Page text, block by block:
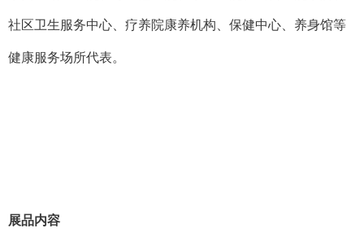
社区卫生服务中心、疗养院康养机构、保健中心、养身馆等
健康服务场所代表。
展品内容